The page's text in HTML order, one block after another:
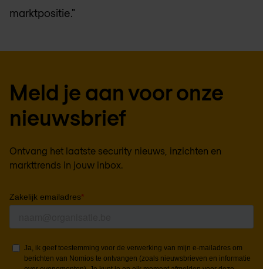
marktpositie."
Meld je aan voor onze
nieuwsbrief
Ontvang het laatste security nieuws, inzichten en
markttrends in jouw inbox.